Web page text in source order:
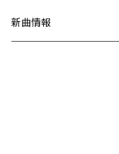
新曲情報